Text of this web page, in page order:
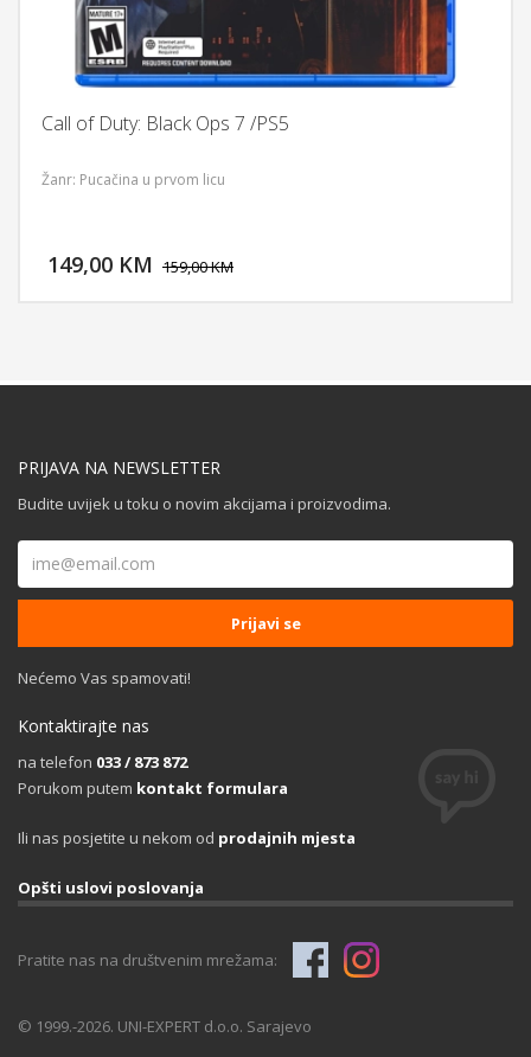
Call of Duty: Black Ops 7 /PS5
Žanr: Pucačina u prvom licu
149,00 KM 159,00 KM
PRIJAVA NA NEWSLETTER
Budite uvijek u toku o novim akcijama i proizvodima.
Nećemo Vas spamovati!
Kontaktirajte nas
na telefon 033 / 873 872
Porukom putem kontakt formulara
Ili nas posjetite u nekom od prodajnih mjesta
Opšti uslovi poslovanja
Pratite nas na društvenim mrežama:
© 1999.-2026. UNI-EXPERT d.o.o. Sarajevo